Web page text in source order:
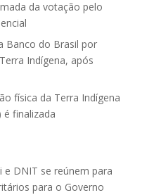
da votação pelo
Banco do Brasil por
Indígena, após
física da Terra Indígena
é finalizada
e DNIT se reúnem para
para o Governo